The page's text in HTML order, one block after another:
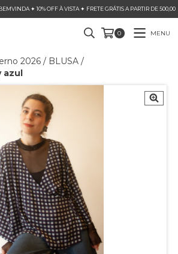
✦ 10% OFF À VISTA ✦ FRETE GRÁTIS A PARTIR DE 500,00
0 MENU
2026 / BLUSA /
azul